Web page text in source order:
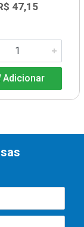
47,15
Adicionar